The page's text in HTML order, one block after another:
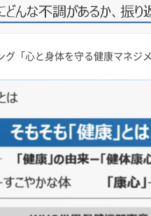
グ「心と身体を守る健康マネジ